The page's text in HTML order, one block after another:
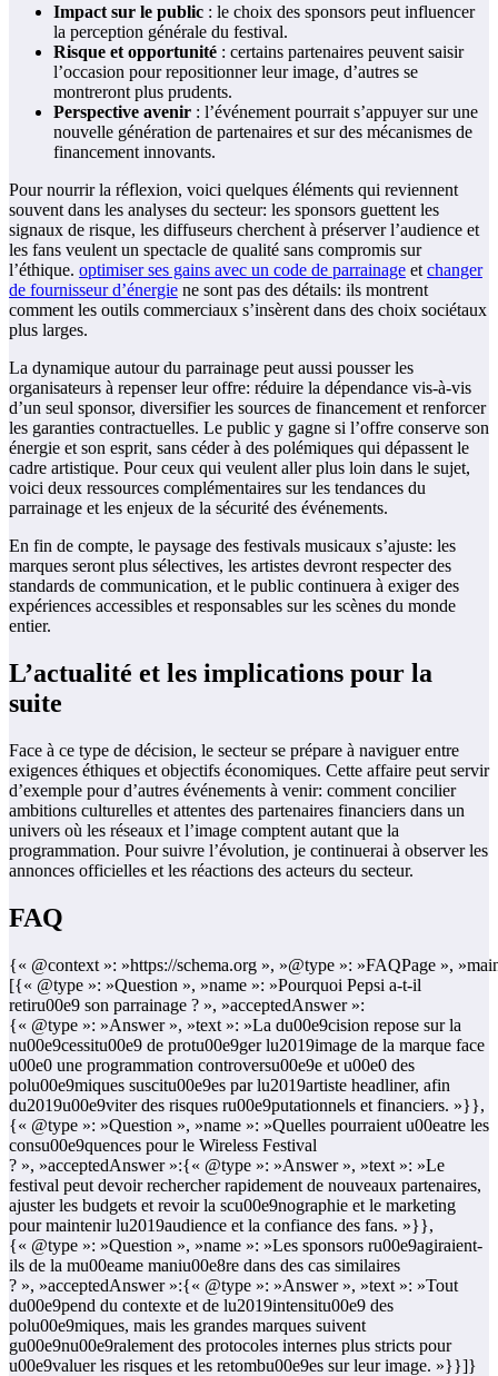
Impact sur le public : le choix des sponsors peut influencer
la perception générale du festival.
Risque et opportunité : certains partenaires peuvent saisir
l’occasion pour repositionner leur image, d’autres se
montreront plus prudents.
Perspective avenir : l’événement pourrait s’appuyer sur une
nouvelle génération de partenaires et sur des mécanismes de
financement innovants.
Pour nourrir la réflexion, voici quelques éléments qui reviennent
souvent dans les analyses du secteur: les sponsors guettent les
signaux de risque, les diffuseurs cherchent à préserver l’audience et
les fans veulent un spectacle de qualité sans compromis sur
l’éthique. optimiser ses gains avec un code de parrainage et changer
de fournisseur d’énergie ne sont pas des détails: ils montrent
comment les outils commerciaux s’insèrent dans des choix sociétaux
plus larges.
La dynamique autour du parrainage peut aussi pousser les
organisateurs à repenser leur offre: réduire la dépendance vis-à-vis
d’un seul sponsor, diversifier les sources de financement et renforcer
les garanties contractuelles. Le public y gagne si l’offre conserve son
énergie et son esprit, sans céder à des polémiques qui dépassent le
cadre artistique. Pour ceux qui veulent aller plus loin dans le sujet,
voici deux ressources complémentaires sur les tendances du
parrainage et les enjeux de la sécurité des événements.
En fin de compte, le paysage des festivals musicaux s’ajuste: les
marques seront plus sélectives, les artistes devront respecter des
standards de communication, et le public continuera à exiger des
expériences accessibles et responsables sur les scènes du monde
entier.
L’actualité et les implications pour la
suite
Face à ce type de décision, le secteur se prépare à naviguer entre
exigences éthiques et objectifs économiques. Cette affaire peut servir
d’exemple pour d’autres événements à venir: comment concilier
ambitions culturelles et attentes des partenaires financiers dans un
univers où les réseaux et l’image comptent autant que la
programmation. Pour suivre l’évolution, je continuerai à observer les
annonces officielles et les réactions des acteurs du secteur.
FAQ
{« @context »: »https://schema.org », »@type »: »FAQPage »,
[{« @type »: »Question », »name »: »Pourquoi Pepsi a-t-il
retiru00e9 son parrainage ? », »acceptedAnswer »:
{« @type »: »Answer », »text »: »La du00e9cision repose sur la
nu00e9cessitu00e9 de protu00e9ger lu2019image de la marque face
u00e0 une programmation controversu00e9e et u00e0 des
polu00e9miques suscitu00e9es par lu2019artiste headliner, afin
du2019u00e9viter des risques ru00e9putationnels et financiers. »}},
{« @type »: »Question », »name »: »Quelles pourraient u00eatre les
consu00e9quences pour le Wireless Festival
? », »acceptedAnswer »:{« @type »: »Answer », »text »: »Le
festival peut devoir rechercher rapidement de nouveaux partenaires,
ajuster les budgets et revoir la scu00e9nographie et le marketing
pour maintenir lu2019audience et la confiance des fans. »}},
{« @type »: »Question », »name »: »Les sponsors ru00e9agiraient-
ils de la mu00eame maniu00e8re dans des cas similaires
? », »acceptedAnswer »:{« @type »: »Answer », »text »: »Tout
du00e9pend du contexte et de lu2019intensitu00e9 des
polu00e9miques, mais les grandes marques suivent
gu00e9nu00e9ralement des protocoles internes plus stricts pour
u00e9valuer les risques et les retombu00e9es sur leur image. »}}]}